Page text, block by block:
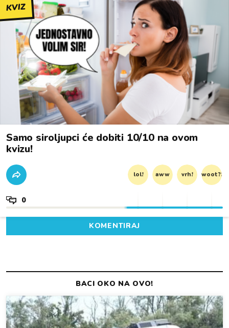
KVIZ
Samo siroljupci će dobiti 10/10 na ovom
kvizu!
lol! aww vrh! woot?!
0
KOMENTIRAJ